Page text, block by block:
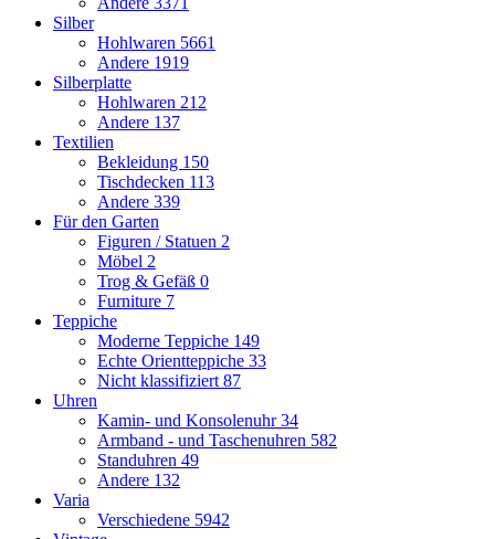
Silber
Hohlwaren 5661
Andere 1919
Silberplatte
Hohlwaren 212
Andere 137
Textilien
Bekleidung 150
Tischdecken 113
Andere 339
Für den Garten
Figuren / Statuen 2
Möbel 2
Trog & Gefäß 0
Furniture 7
Teppiche
Moderne Teppiche 149
Echte Orientteppiche 33
Nicht klassifiziert 87
Uhren
Kamin- und Konsolenuhr34
Armband - und Taschenuhren 582
Standuhren 49
Andere 132
Varia
Verschiedene 5942